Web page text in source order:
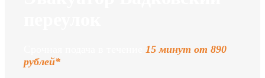
15 минут от 890
рублей*